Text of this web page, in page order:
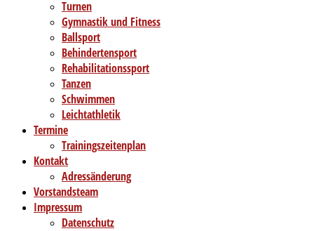
Turnen
Gymnastik und Fitness
Ballsport
Behindertensport
Rehabilitationssport
Tanzen
Schwimmen
Leichtathletik
Termine
Trainingszeitenplan
Kontakt
Adressänderung
Vorstandsteam
Impressum
Datenschutz